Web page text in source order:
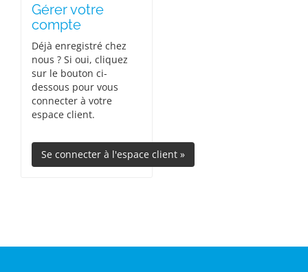
Gérer votre
compte
Déjà enregistré chez
nous ? Si oui, cliquez
sur le bouton ci-
dessous pour vous
connecter à votre
espace client.